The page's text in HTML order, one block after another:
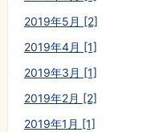
2019年5月 [2]
2019年4月 [1]
2019年3月 [1]
2019年2月 [2]
2019年1月 [1]